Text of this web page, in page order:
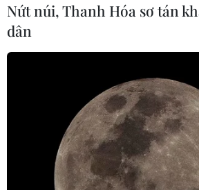
Nứt núi, Thanh Hóa sơ tán
dân